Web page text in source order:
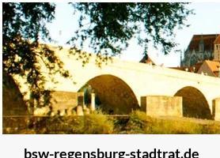
Zum
Inhalt
springen
bsw-regensburg-stadtrat.de